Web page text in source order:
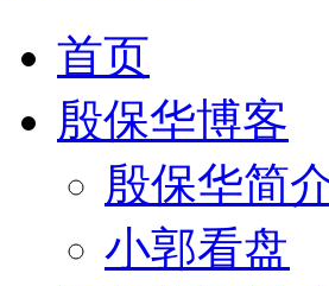
首页
殷保华博客
殷保华简
小郭看盘